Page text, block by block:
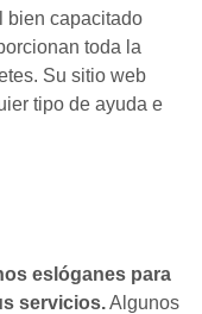
bien capacitado
toda la
Su sitio web
tipo de ayuda e
eslóganes para
servicios.Algunos